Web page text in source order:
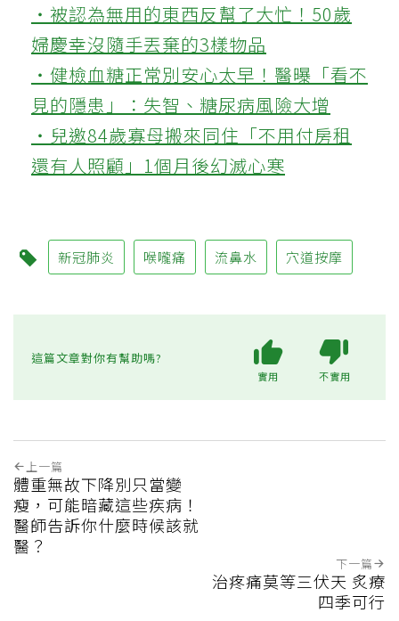
‧被認為無用的東西反幫了大忙！50歲
婦慶幸沒隨手丟棄的3樣物品
‧健檢血糖正常別安心太早！醫曝「看不
見的隱患」：失智、糖尿病風險大增
‧兒邀84歲寡母搬來同住「不用付房租
還有人照顧」1個月後幻滅心寒
新冠肺炎 喉嚨痛 流鼻水 穴道按摩
這篇文章對你有幫助嗎?
實用 不實用
上一篇
體重無故下降別只當變
瘦，可能暗藏這些疾病！
醫師告訴你什麼時候該就
醫？
下一篇
治疼痛莫等三伏天 炙療
四季可行